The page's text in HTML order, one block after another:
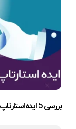
بررسی 5 ایده استارتاپ خلاقانه و پول‌ساز با هوش مصنوعی